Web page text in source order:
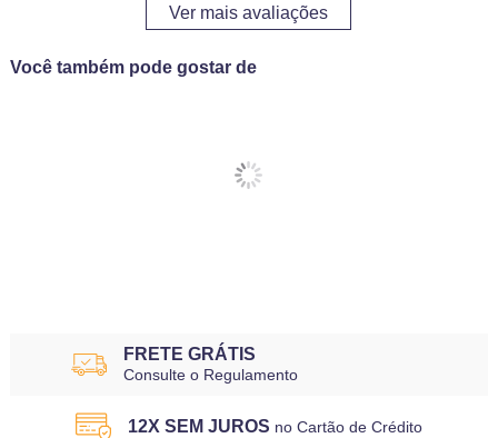
Ver mais avaliações
Você também pode gostar de
FRETE GRÁTIS
Consulte o Regulamento
12X SEM JUROS no Cartão de Crédito